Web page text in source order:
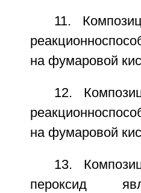
11.
на фумаровой
12.
на фумаровой
13.
пероксид